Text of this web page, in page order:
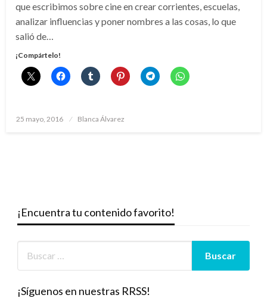
que escribimos sobre cine en crear corrientes, escuelas,
analizar influencias y poner nombres a las cosas, lo que
salió de…
¡Compártelo!
Publicado
25 mayo, 2016 Blanca Álvarez
¡Encuentra tu contenido favorito!
¡Síguenos en nuestras RRSS!